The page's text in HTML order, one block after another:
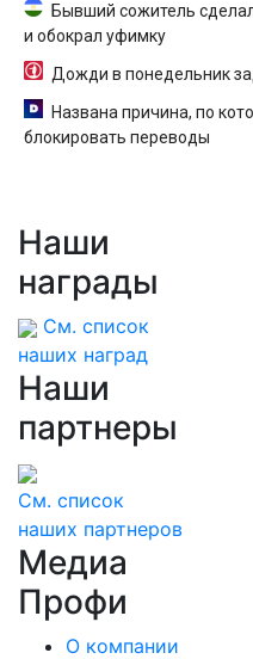
Бывший сожитель
и обокрал уфимку
Дожди в понедельник
Названа причина, по
блокировать переводы
Наши
награды
См. список
наших наград
Наши
партнеры
См. список
наших партнеров
Медиа
Профи
О компании